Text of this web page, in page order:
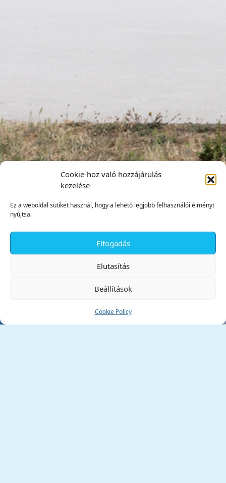
Cookie-hoz való hozzájárulás
kezelése
Ez a weboldal sütiket használ, hogy a lehető legjobb felhasználói élményt
nyújtsa.
Elfogadás
Elutasítás
Beállítások
Cookie Policy
Tata Város Önkormányzata
✕